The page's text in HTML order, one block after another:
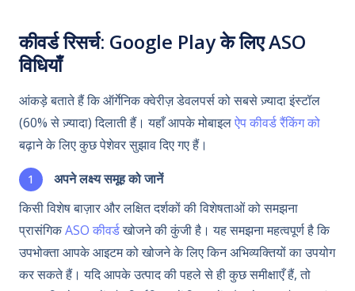
कीवर्ड रिसर्च: Google Play के लिए ASO
विधियाँ
आंकड़े बताते हैं कि ऑर्गेनिक क्वेरीज़ डेवलपर्स को सबसे ज़्यादा इंस्टॉल
(60% से ज़्यादा) दिलाती हैं। यहाँ आपके मोबाइलऐप कीवर्ड रैंकिंग को
बढ़ाने के लिए कुछ पेशेवर सुझाव दिए गए हैं।
अपने लक्ष्य समूह को जानें
किसी विशेष बाज़ार और लक्षित दर्शकों की विशेषताओं को समझना
प्रासंगिकASO कीवर्डखोजने की कुंजी है। यह समझना महत्वपूर्ण है कि
उपभोक्ता आपके आइटम को खोजने के लिए किन अभिव्यक्तियों का उपयोग
कर सकते हैं। यदि आपके उत्पाद की पहले से ही कुछ समीक्षाएँ हैं, तो